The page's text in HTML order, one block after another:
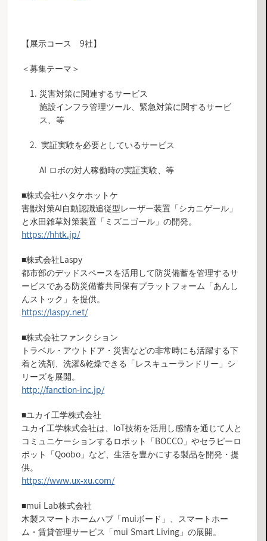
【展示コース 9社】
＜募集テーマ＞
災害対策に関連するサービス
施設インフラ管理ツール、緊急対策に関するサービ
ス、等
実証実験を必要としているサービス
AI ロボの対人稼働時の実証実験、等
■株式会社ハタケホットケ
害獣対策AI自動認識追従型レーザー装置「シカニゲール」
と水田雑草対策装置「ミズニゴール」の開発。
https://hhtk.jp/
■株式会社Laspy
都市部のデッドスペースを活用して防災備蓄を管理するサ
ービスである防災備蓄共同保有プラットフォーム「あんし
んストック」を提供。
https://laspy.net/
■株式会社ファンクション
トラベル・アウトドア・災害などの非常時にも活躍する下
着と洗剤、洗濯&乾燥できる「レスキューランドリー」シ
リーズを展開。
http://fanction-inc.jp/
■ユカイ工学株式会社
ユカイ工学株式会社は、IoT技術を活用し感情を通じて人と
コミュニケーションするロボット「BOCCO」やセラピーロ
ボット「Qoobo」など、生活を豊かにする製品を開発・提
供。
https://www.ux-xu.com/
■mui Lab株式会社
木製スマートホームハブ「muiボード」、スマートホー
ム・賃貸管理サービス「mui Smart Living」の展開。